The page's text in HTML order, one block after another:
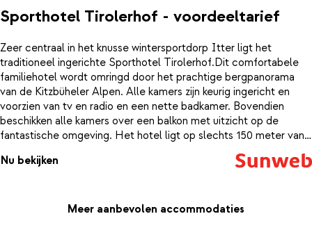
Sporthotel Tirolerhof - voordeeltarief
Zeer centraal in het knusse wintersportdorp Itter ligt het
traditioneel ingerichte Sporthotel Tirolerhof.Dit comfortabele
familiehotel wordt omringd door het prachtige bergpanorama
van de Kitzbüheler Alpen. Alle kamers zijn keurig ingericht en
voorzien van tv en radio en een nette badkamer. Bovendien
beschikken alle kamers over een balkon met uitzicht op de
fantastische omgeving. Het hotel ligt op slechts 150 meter van
het centrum.Na een lekkere dag op de piste kun je helemaal
bijkomen in het wellness gedeelte van Spothotel Tirolerhof. In
temperatuur komen. In de gezellige stube van het hotel kun
Nu bekijken
Meer aanbevolen accommodaties